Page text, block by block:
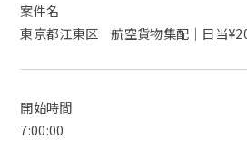
案件名
東京都江東区 航空貨物集配｜日当
開始時間
7:00:00